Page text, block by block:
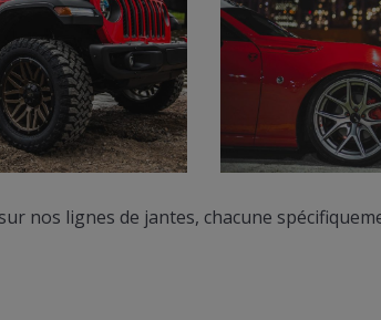
nos lignes de jantes, chacune